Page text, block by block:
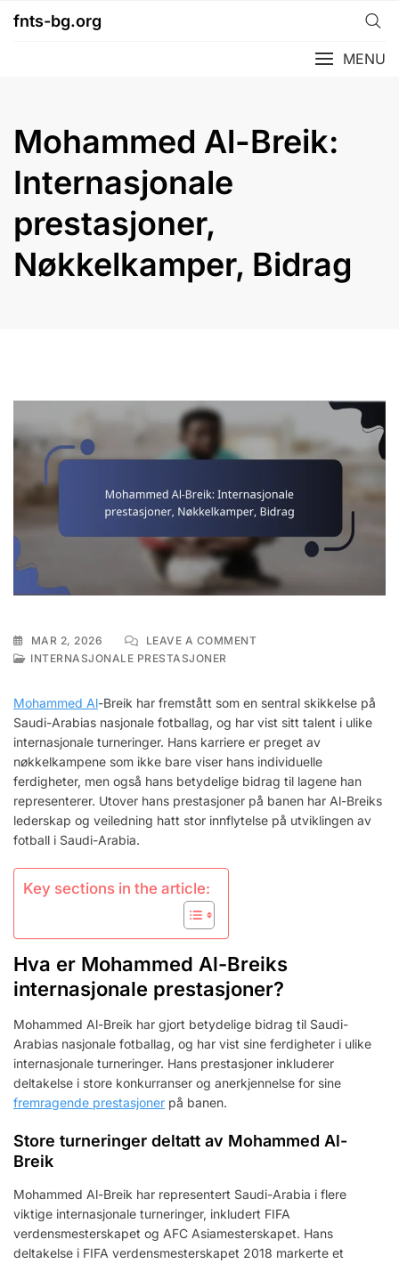
fnts-bg.org
MENU
Mohammed Al-Breik:
Internasjonale
prestasjoner,
Nøkkelkamper, Bidrag
MAR 2, 2026 LEAVE A COMMENTON
INTERNASJONALE
PRESTASJONER,
NØKKELKAMPER,
BIDRAG
INTERNASJONALE PRESTASJONER
Mohammed Al-Breik har fremstått som en sentral skikkelse på
Saudi-Arabias nasjonale fotballag, og har vist sitt talent i ulike
internasjonale turneringer. Hans karriere er preget av
nøkkelkampene som ikke bare viser hans individuelle
ferdigheter, men også hans betydelige bidrag til lagene han
representerer. Utover hans prestasjoner på banen har Al-Breiks
lederskap og veiledning hatt stor innflytelse på utviklingen av
fotball i Saudi-Arabia.
Key sections in the article:
Hva er Mohammed Al-Breiks
internasjonale prestasjoner?
Mohammed Al-Breik har gjort betydelige bidrag til Saudi-
Arabias nasjonale fotballag, og har vist sine ferdigheter i ulike
internasjonale turneringer. Hans prestasjoner inkluderer
deltakelse i store konkurranser og anerkjennelse for sine
fremragende prestasjoner på banen.
Store turneringer deltatt av Mohammed Al-
Breik
Mohammed Al-Breik har representert Saudi-Arabia i flere
viktige internasjonale turneringer, inkludert FIFA
verdensmesterskapet og AFC Asiamesterskapet. Hans
deltakelse i FIFA verdensmesterskapet 2018 markerte et